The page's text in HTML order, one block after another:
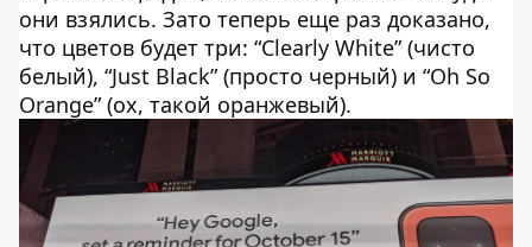
они взялись. Зато теперь еще раз доказано,
что цветов будет три: “Clearly White” (чисто
белый), “Just Black” (просто черный) и “Oh So
Orange” (ох, такой оранжевый).